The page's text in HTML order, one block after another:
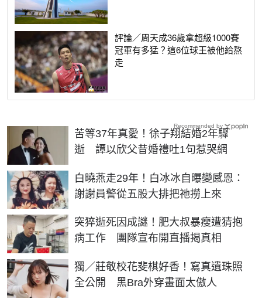
評論／周天成36歲拿超級1000賽
冠軍有多猛？這6位球王被他給熬
走
苦等37年真愛！徐子翔結婚2年驟
逝 譚以欣父昔婚禮吐1句惹哭網
白曉燕走29年！白冰冰自曝變感恩：
謝謝員警從五股大排把祂撈上來
突猝逝死因成謎！肥大叔暴瘦遭猜抱
病工作 團隊宣布開直播揭真相
獨／莊敬校花斐棋好香！寫真遺珠照
全公開 黑Bra外穿畫面太傲人
Recommended by